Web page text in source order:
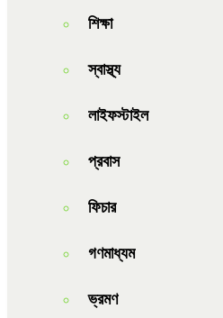
শিক্ষা
স্বাস্থ্য
লাইফস্টাইল
প্রবাস
ফিচার
গণমাধ্যম
ভ্রমণ